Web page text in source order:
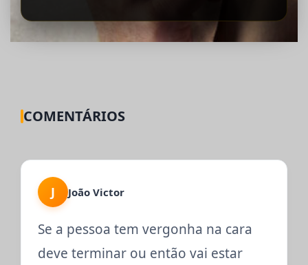
COMENTÁRIOS
J João Victor
Se a pessoa tem vergonha na cara
deve terminar ou então vai estar